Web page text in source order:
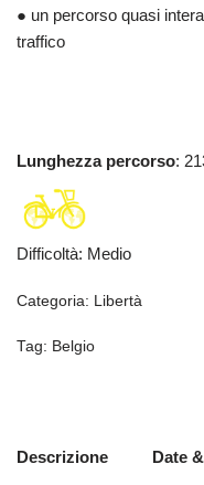
● un percorso quasi
traffico
Lunghezza percorso:
Difficoltà: Medio
Categoria: Libertà
Tag: Belgio
Descrizione Date